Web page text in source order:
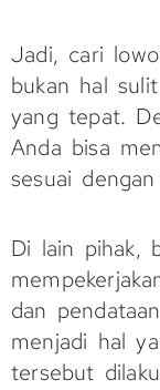
Jadi, cari
bukan hal
yang tepat.
Anda bisa
sesuai
Di lain pihak,
dan
menjadi hal
tersebut